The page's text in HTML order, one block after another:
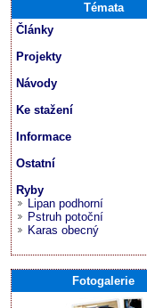
Témata
Články
Projekty
Návody
Ke stažení
Informace
Ostatní
Ryby
Lipan podhorní
Pstruh potoční
Karas obecný
Fotogalerie